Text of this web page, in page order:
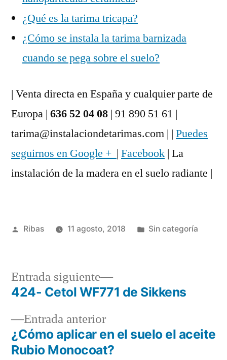
¿Qué es la tarima tricapa?
¿Cómo se instala la tarima barnizada
cuando se pega sobre el suelo?
| Venta directa en España y cualquier parte de
Europa | 636 52 04 08 | 91 890 51 61 |
tarima@instalaciondetarimas.com | | Puedes
seguirnos en Google + | Facebook | La
instalación de la madera en el suelo radiante |
Publicado
Ribas 11 agosto, 2018
Publicado
Sin categoría
Navegación
de
entradas
Entrada anteriorEntrada
anterior:
¿Cómo aplicar en el suelo el aceite
Rubio Monocoat?
Entrada siguiente
Entrada
siguiente:
424- Cetol WF771 de Sikkens